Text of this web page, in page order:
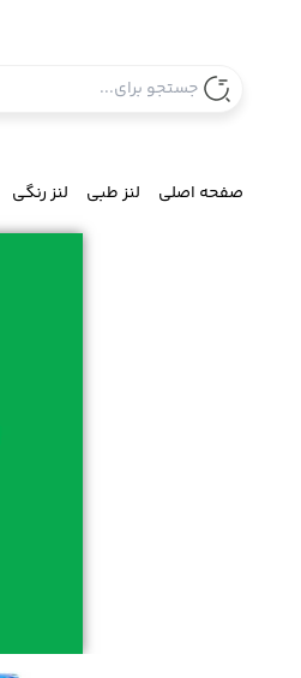
صفحه اصلی لنز طبی لنز رنگی